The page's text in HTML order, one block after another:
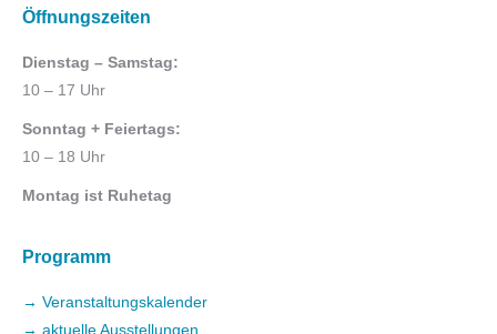
Öffnungszeiten
Dienstag – Samstag:
10 – 17 Uhr
Sonntag + Feiertags:
10 – 18 Uhr
Montag ist Ruhetag
Programm
→ Veranstaltungskalender
→ aktuelle Ausstellungen